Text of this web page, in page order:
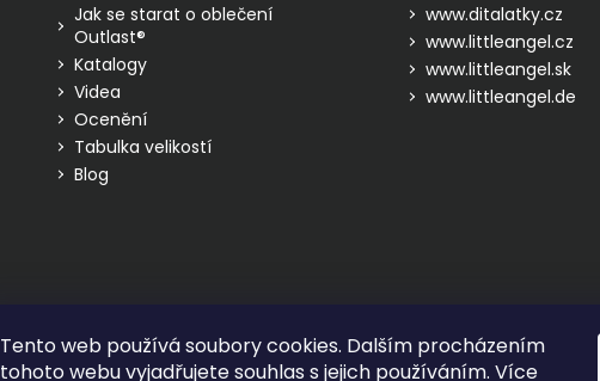
Tento web používá soubory cookies. Dalším procházením
tohoto webu vyjadřujete souhlas s jejich používáním. Více
Jak se starat o oblečení
Outlast®
Katalogy
Videa
Ocenění
Tabulka velikostí
Blog
www.ditalatky.cz
www.littleangel.cz
www.littleangel.sk
www.littleangel.de